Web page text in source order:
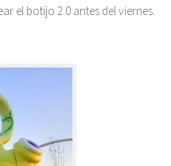
el botijo 2.0 antes del viernes.